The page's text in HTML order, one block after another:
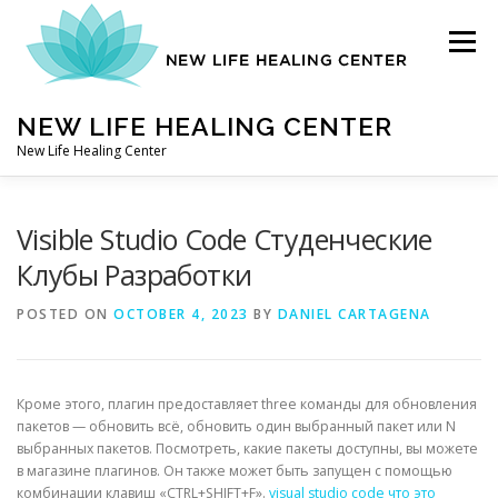
content
NEW LIFE HEALING CENTER
New Life Healing Center
Menu
CONTACT
Visible Studio Code Студенческие
Клубы Разработки
POSTED ON OCTOBER 4, 2023 BY DANIEL CARTAGENA
Кроме этого, плагин предоставляет three команды для обновления
пакетов — обновить всё, обновить один выбранный пакет или N
выбранных пакетов. Посмотреть, какие пакеты доступны, вы можете
в магазине плагинов. Он также может быть запущен с помощью
комбинации клавиш «CTRL+SHIFT+F». visual studio code что это